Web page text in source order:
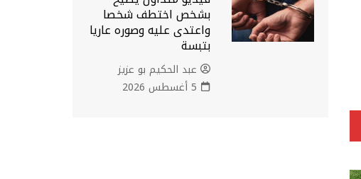
بشخص اختطف شخصا
واعتدى عليه وصوره عاريا
بتبسة
عبد الحكيم بو عزيز
5 أغسطس 2026